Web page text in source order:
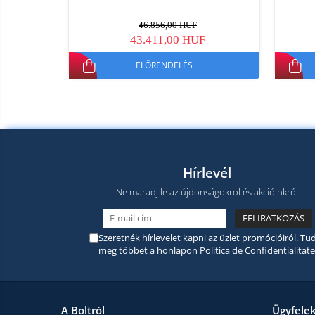
46.856,00 HUF
43.411,00 HUF
ELŐRENDELÉS
Hírlevél
Ne maradj le az újdonságokrol és akcióinkról
Szeretnék hírlevelet kapni az üzlet promócióiról.
meg többet a honlapon Politica de Confidentialitate
A Boltról